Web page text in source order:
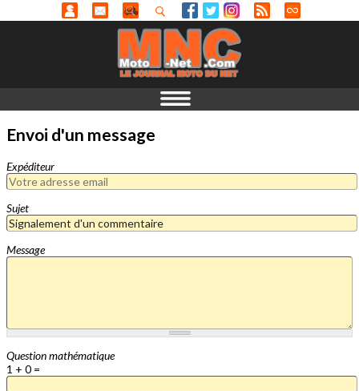
Envoi d'un message
Expéditeur
Sujet
Message
Question mathématique
1 + 0 =